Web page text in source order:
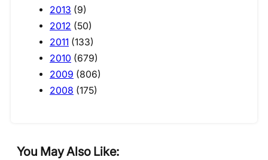
2013 (9)
2012 (50)
2011 (133)
2010 (679)
2009 (806)
2008 (175)
You May Also Like: